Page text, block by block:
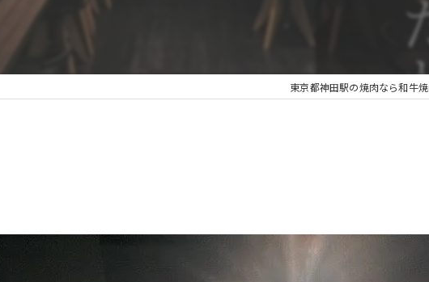
飲
ラ
東京都神田駅の焼肉なら和牛